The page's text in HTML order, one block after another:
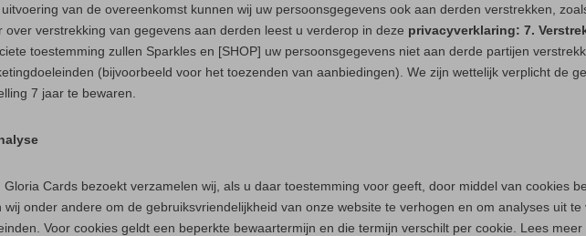
van de overeenkomst kunnen wij uw persoonsgegevens ook aan derden verstrekken,
over verstrekking van gegevens aan derden leest u verderop in deze privacyverklaring: 7.
toestemming zullen Sparkles en [SHOP] uw persoonsgegevens niet aan derde partijen
(bijvoorbeeld voor het toezenden van aanbiedingen). We zijn wettelijk verplicht de
7 jaar te bewaren.
Gloria Cards bezoekt verzamelen wij, als u daar toestemming voor geeft, door middel van cookies
wij onder andere om de gebruiksvriendelijkheid van onze website te verhogen en om analyses uit
Voor cookies geldt een beperkte bewaartermijn en die termijn verschilt per cookie. Lees